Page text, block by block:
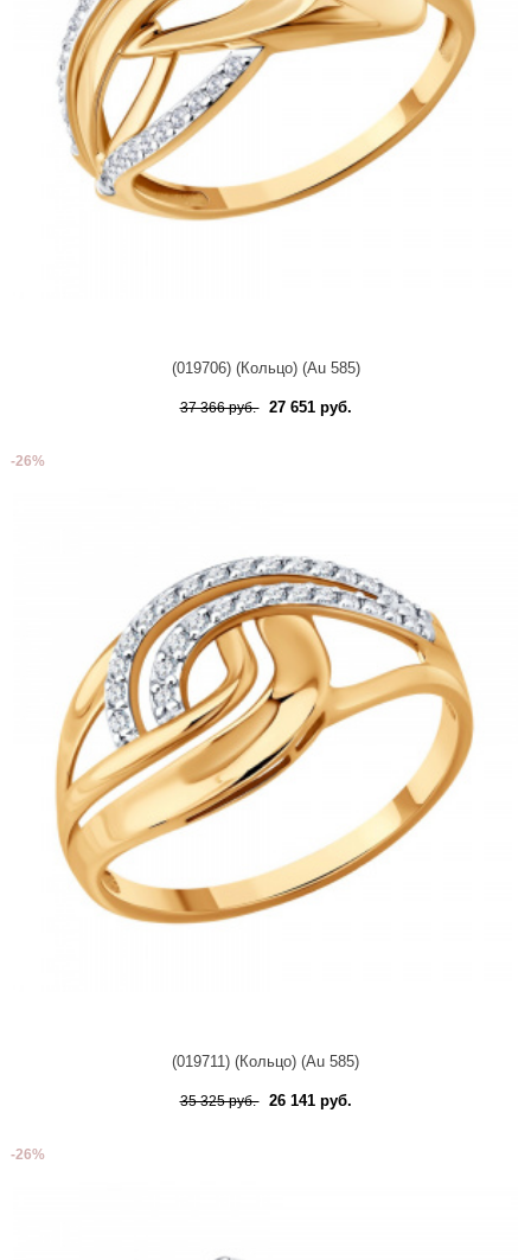
(019706) (Кольцо) (Au 585)
37 366 руб. 27 651 руб.
-26%
(019711) (Кольцо) (Au 585)
35 325 руб. 26 141 руб.
-26%